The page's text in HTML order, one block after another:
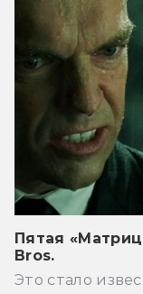
Пятая
Bros.
Это стало